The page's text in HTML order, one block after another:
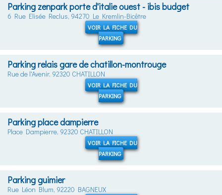
Parking zenpark porte d'italie ouest - ibis budget
6 Rue Elisée Reclus, 94270 Le Kremlin-Bicêtre
VOIR LA FICHE DU
PARKING
Parking relais gare de chatillon-montrouge
Rue de l'Avenir, 92320 CHATILLON
VOIR LA FICHE DU
PARKING
Parking place dampierre
Place Dampierre, 92320 CHATILLON
VOIR LA FICHE DU
PARKING
Parking guimier
Rue Léon Blum, 92220 BAGNEUX